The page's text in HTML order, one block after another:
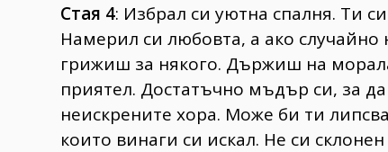
Стая 4: Избрал си уютна спалня. Ти
Намерил си любовта, а ако случайно
грижиш за някого. Държиш на
приятел. Достатъчно мъдър си, за
неискрените хора. Може би ти
които винаги си искал. Не си